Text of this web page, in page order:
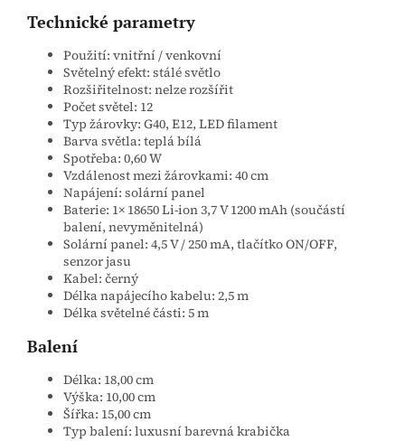
Technické parametry
Použití: vnitřní / venkovní
Světelný efekt: stálé světlo
Rozšiřitelnost: nelze rozšířit
Počet světel: 12
Typ žárovky: G40, E12, LED filament
Barva světla: teplá bílá
Spotřeba: 0,60 W
Vzdálenost mezi žárovkami: 40 cm
Napájení: solární panel
Baterie: 1× 18650 Li‑ion 3,7 V 1200 mAh (součástí
balení, nevyměnitelná)
Solární panel: 4,5 V / 250 mA, tlačítko ON/OFF,
senzor jasu
Kabel: černý
Délka napájecího kabelu: 2,5 m
Délka světelné části: 5 m
Balení
Délka: 18,00 cm
Výška: 10,00 cm
Šířka: 15,00 cm
Typ balení: luxusní barevná krabička